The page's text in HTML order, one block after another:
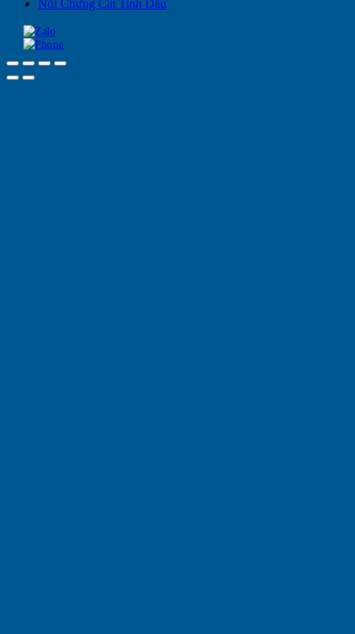
Nồi Chưng Cất Tinh Dầu